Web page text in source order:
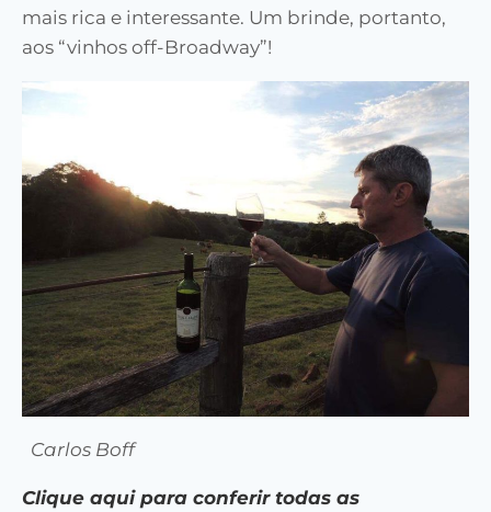
mais rica e interessante. Um brinde, portanto,
aos “vinhos off-Broadway”!
Carlos Boff
Clique aqui para conferir todas as